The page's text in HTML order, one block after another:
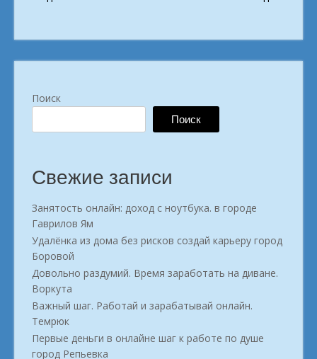
Поиск
Поиск
Свежие записи
Занятость онлайн: доход с ноутбука. в городе
Гаврилов Ям
Удалёнка из дома без рисков создай карьеру город
Боровой
Довольно раздумий. Время заработать на диване.
Воркута
Важный шаг. Работай и зарабатывай онлайн.
Темрюк
Первые деньги в онлайне шаг к работе по душе
город Репьевка